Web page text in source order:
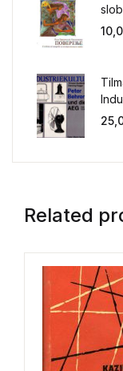
Related